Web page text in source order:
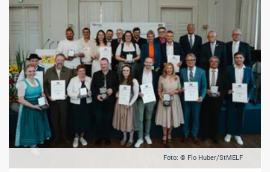
Foto: © Flo Huber/StMELF